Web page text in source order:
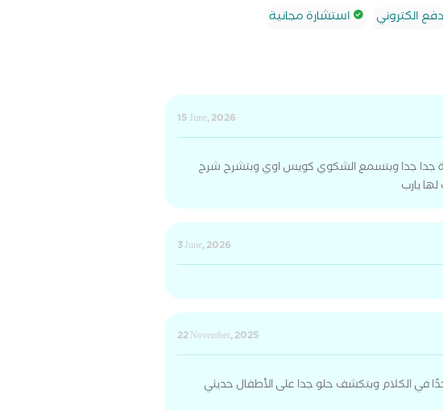
دفع الكتروني استشارة مجانية
15 June, 2026
جدا جدا وبتسمع الشكوي كويس اوي وبتشرح شرح
لها يارب
3 June, 2026
22 November, 2025
في الكلام وبتكشف حلو جدا على الأطفال حديثي